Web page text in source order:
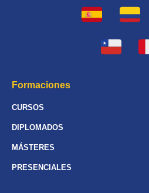
Formaciones
CURSOS
DIPLOMADOS
MÁSTERES
PRESENCIALES